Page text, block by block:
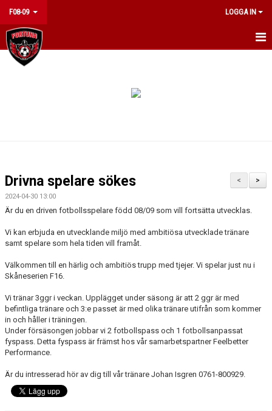
F08-09 LOGGA IN
HEM
BILDGALLERI
KONTAKT
>
<
Drivna spelare sökes
2024-04-30 13:00
Är du en driven fotbollsspelare född 08/09 som vill fortsätta utvecklas.
Vi kan erbjuda en utvecklande miljö med ambitiösa utvecklade tränare
samt spelare som hela tiden vill framåt.
Välkommen till en härlig och ambitiös trupp med tjejer. Vi spelar just nu i
Skåneserien F16.
Vi tränar 3ggr i veckan. Upplägget under säsong är att 2 ggr är med
befintliga tränare och 3:e passet är med olika tränare utifrån som kommer
in och håller i träningen.
Under försäsongen jobbar vi 2 fotbollspass och 1 fotbollsanpassat
fyspass. Detta fyspass är främst hos vår samarbetspartner Feelbetter
Performance.
Är du intresserad hör av dig till vår tränare Johan Isgren 0761-800929.